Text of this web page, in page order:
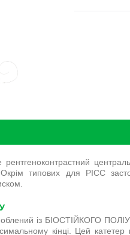
Окрім типових для PICC
із БІОСТІЙКОГО
кінці. Цей